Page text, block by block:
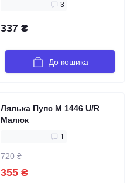
3
337 ₴
До кошика
Лялька Пупс M 1446 U/R
Малюк
1
720 ₴
355 ₴